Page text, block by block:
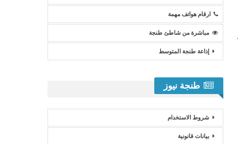
ارقام هواتف مهمة
مباشرة من شاطئ طنجة
إذاعة طنجة المتوسط
طنجة نيوز
شروط الاستخدام
بيانات قانونية